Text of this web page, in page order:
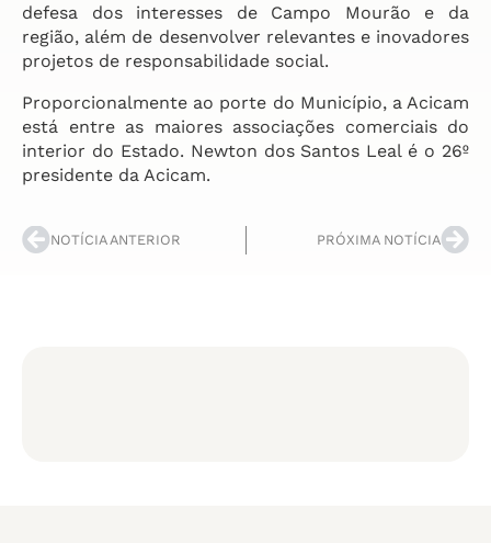
defesa dos interesses de Campo Mourão e da
região, além de desenvolver relevantes e inovadores
projetos de responsabilidade social.
Proporcionalmente ao porte do Município, a Acicam
está entre as maiores associações comerciais do
interior do Estado. Newton dos Santos Leal é o 26º
presidente da Acicam.
NOTÍCIA ANTERIOR PRÓXIMA NOTÍCIA